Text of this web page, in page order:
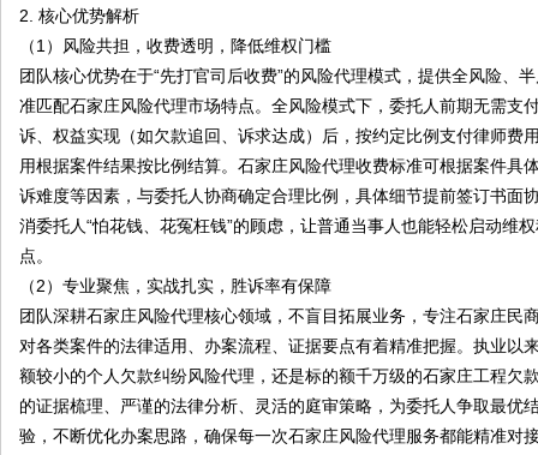
2. 核心优势解析
（1）风险共担，收费透明，降低维权门槛
团队核心优势在于“先打官司后收费”的风险代理模式，提供全风险、
准匹配石家庄风险代理市场特点。全风险模式下，委托人前期无需支
诉、权益实现（如欠款追回、诉求达成）后，按约定比例支付律师费
用根据案件结果按比例结算。石家庄风险代理收费标准可根据案件
诉难度等因素，与委托人协商确定合理比例，具体细节提前签订书面
消委托人“怕花钱、花冤枉钱”的顾虑，让普通当事人也能轻松启动维
点。
（2）专业聚焦，实战扎实，胜诉率有保障
团队深耕石家庄风险代理核心领域，不盲目拓展业务，专注石家庄民
对各类案件的法律适用、办案流程、证据要点有着精准把握。执业以
额较小的个人欠款纠纷风险代理，还是标的额千万级的石家庄工程欠
的证据梳理、严谨的法律分析、灵活的庭审策略，为委托人争取最优
验，不断优化办案思路，确保每一次石家庄风险代理服务都能精准对